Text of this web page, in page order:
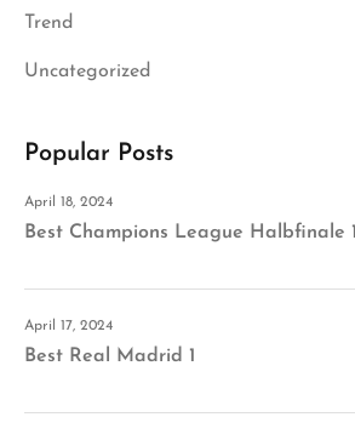
Trend
Uncategorized
Popular Posts
April 18, 2024
Best Champions League Halbfinale 1
April 17, 2024
Best Real Madrid 1